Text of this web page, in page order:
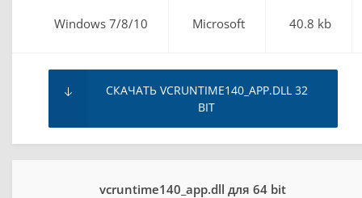
Windows 7/8/10 Microsoft 40.8 kb
СКАЧАТЬ VCRUNTIME140_APP.DLL 32
BIT
vcruntime140_app.dll для 64 bit